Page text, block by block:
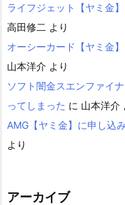
ライフジェット【ヤミ金
高田修二 より
オーシーカード【ヤミ金
山本洋介 より
ソフト闇金スエンファイ
ってしまった に 山本洋介
AMG【ヤミ金】に申し込
より
アーカイブ